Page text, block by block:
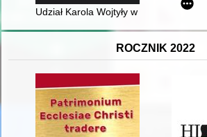
Udział Karola Wojtyły w pracach
ROCZNIK 2022